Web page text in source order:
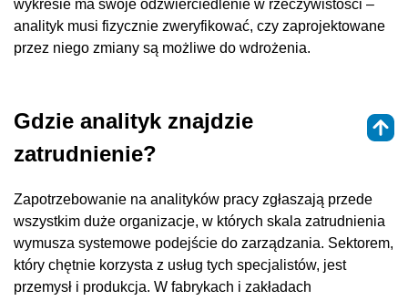
wykresie ma swoje odzwierciedlenie w rzeczywistości –
analityk musi fizycznie zweryfikować, czy zaprojektowane
przez niego zmiany są możliwe do wdrożenia.
Gdzie analityk znajdzie
zatrudnienie?
Zapotrzebowanie na analityków pracy zgłaszają przede
wszystkim duże organizacje, w których skala zatrudnienia
wymusza systemowe podejście do zarządzania. Sektorem,
który chętnie korzysta z usług tych specjalistów, jest
przemysł i produkcja. W fabrykach i zakładach